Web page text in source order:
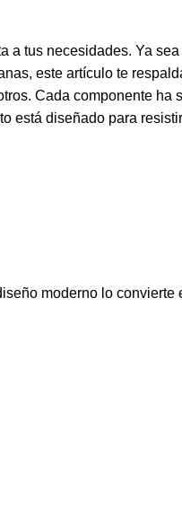
a tus necesidades. Ya
este artículo te
Cada componente
está diseñado para
moderno lo